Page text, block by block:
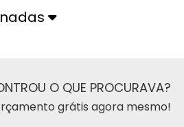
O QUE PROCURAVA?
grátis agora mesmo!